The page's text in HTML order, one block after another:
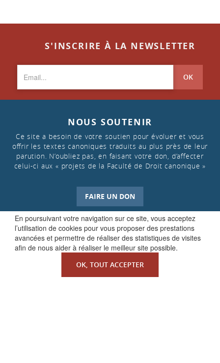
En poursuivant votre navigation sur ce site, vous acceptez
l’utilisation de cookies pour vous proposer des prestations
avancées et permettre de réaliser des statistiques de visites
afin de nous aider à réaliser le meilleur site possible.
OK, TOUT ACCEPTER
S'INSCRIRE À LA NEWSLETTER
OK
NOUS SOUTENIR
Ce site a besoin de votre soutien pour évoluer et vous
offrir les textes canoniques traduits au plus près de leur
parution. N’oubliez pas, en faisant votre don, d’affecter
celui-ci aux « projets de la Faculté de Droit canonique »
FAIRE UN DON